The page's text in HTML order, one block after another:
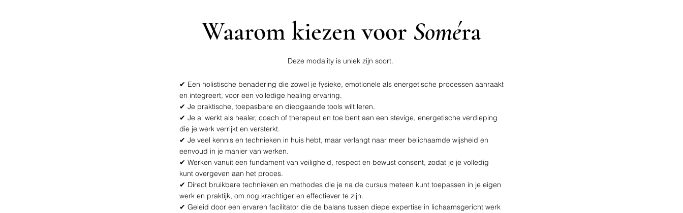
Waarom kiezen voor Soméra
Deze modality is uniek zijn soort.
✔ Een holistische benadering die zowel je fysieke, emotionele als energetische processen aanraakt
en integreert, voor een volledige healing ervaring.
✔ Je praktische, toepasbare en diepgaande tools wilt leren.
✔ Je al werkt als healer, coach of therapeut en toe bent aan een stevige, energetische verdieping
die je werk verrijkt en versterkt.
✔ Je veel kennis en technieken in huis hebt, maar verlangt naar meer belichaamde wijsheid en
eenvoud in je manier van werken.
✔ Werken vanuit een fundament van veiligheid, respect en bewust consent, zodat je je volledig
kunt overgeven aan het proces.
✔ Direct bruikbare technieken en methodes die je na de cursus meteen kunt toepassen in je eigen
werk en praktijk, om nog krachtiger en effectiever te zijn.
✔ Geleid door een ervaren facilitator die de balans tussen diepe expertise in lichaamsgericht werk